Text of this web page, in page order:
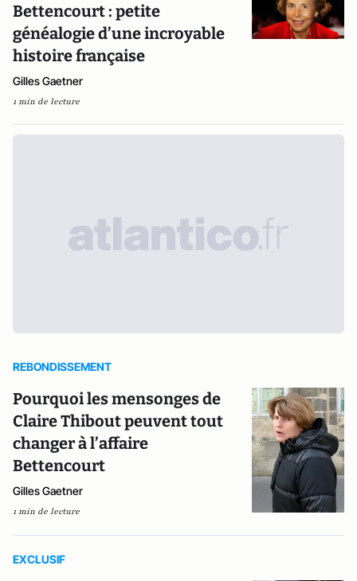
Bettencourt : petite
généalogie d’une incroyable
histoire française
Gilles Gaetner
1 min de lecture
REBONDISSEMENT
Pourquoi les mensonges de
Claire Thibout peuvent tout
changer à l’affaire
Bettencourt
Gilles Gaetner
1 min de lecture
EXCLUSIF